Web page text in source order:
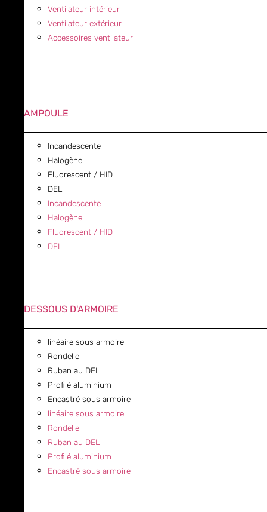
Ventilateur intérieur
Ventilateur extérieur
Accessoires ventilateur
AMPOULE
Incandescente
Halogène
Fluorescent / HID
DEL
Incandescente
Halogène
Fluorescent / HID
DEL
DESSOUS D'ARMOIRE
linéaire sous armoire
Rondelle
Ruban au DEL
Profilé aluminium
Encastré sous armoire
linéaire sous armoire
Rondelle
Ruban au DEL
Profilé aluminium
Encastré sous armoire